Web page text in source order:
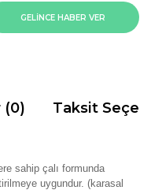
GELİNCE HABER VER
(0) Taksit
sahip çalı formunda
uygundur. (karasal